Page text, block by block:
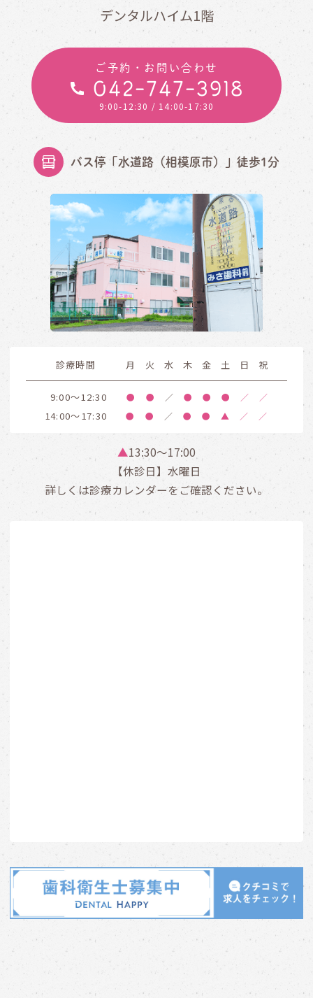
デンタルハイム1階
ご予約・お問い合わせ
042-747-3918
9:00-12:30 / 14:00-17:30
バス停「水道路（相模原市）」徒歩1分
診療時間 月 火 水 木 金 土 日 祝
9:00～12:30 ● ● ／ ● ● ● ／ ／
14:00～17:30 ● ● ／ ● ● ▲ ／ ／
▲13:30〜17:00
【休診日】水曜日
詳しくは診療カレンダーをご確認ください。